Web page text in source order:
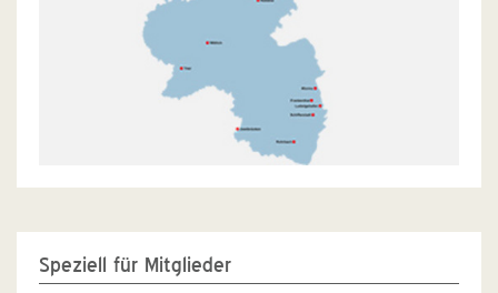
Speziell für Mitglieder